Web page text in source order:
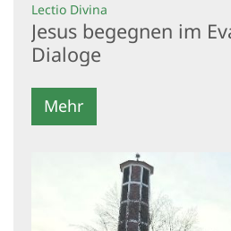
Lectio Divina
Jesus begegnen im
Dialoge
Mehr